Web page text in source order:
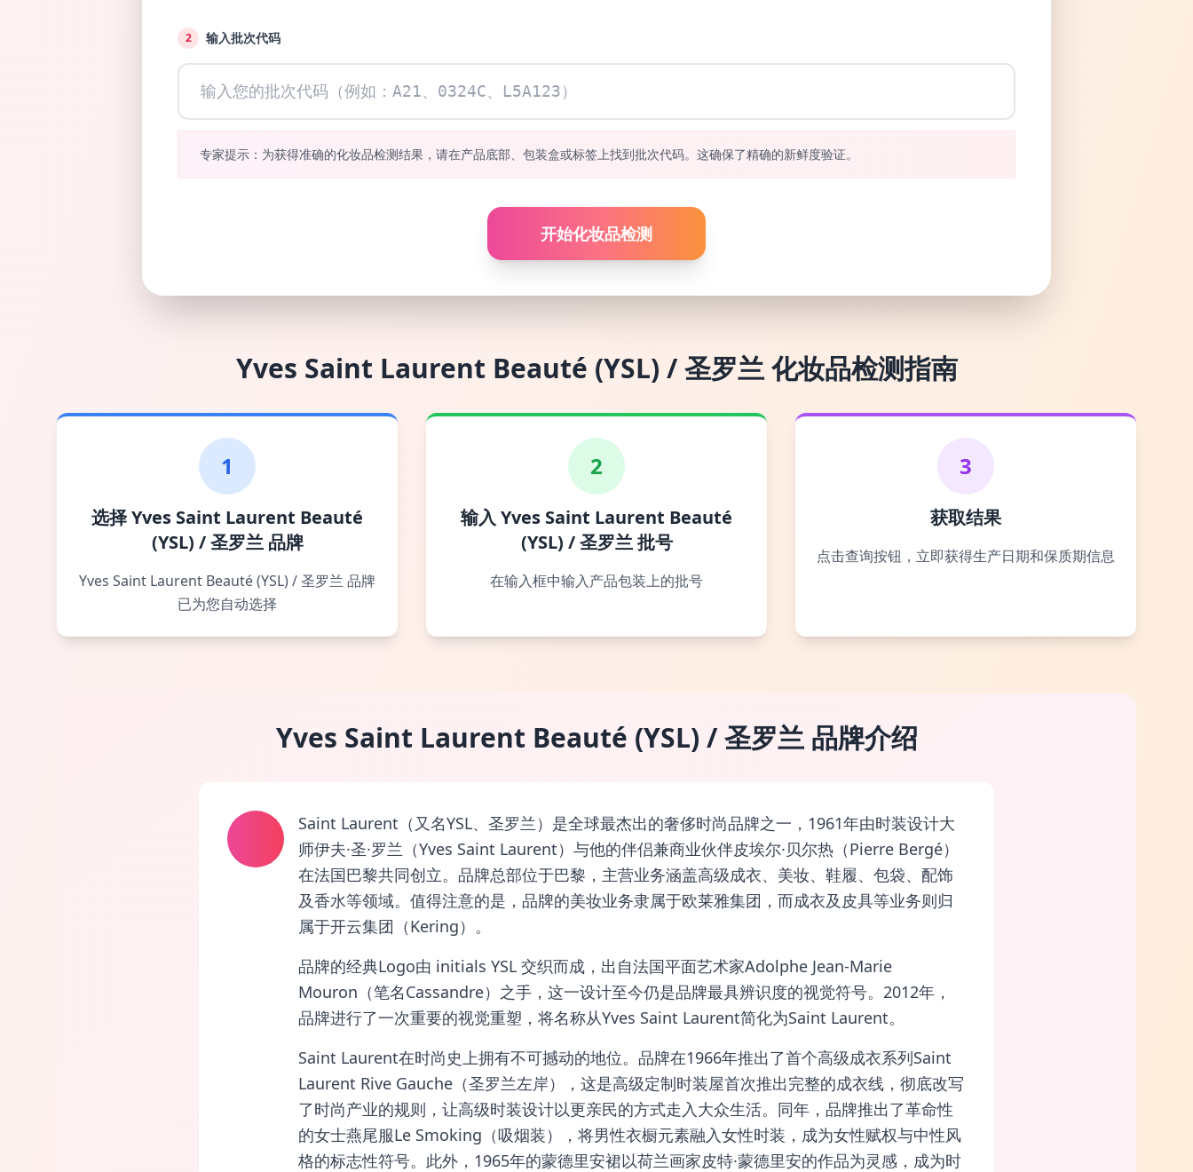
2 输入批次代码
专家提示：为获得准确的化妆品检测结果，请在产品底部、包装盒或标签上找到批次代码。这确保了精确的新鲜度验证。
开始化妆品检测
Yves Saint Laurent Beauté (YSL) / 圣罗兰 化妆品检测指南
1
选择 Yves Saint Laurent Beauté
(YSL) / 圣罗兰 品牌
Yves Saint Laurent Beauté (YSL) / 圣罗兰 品牌
已为您自动选择
2
输入 Yves Saint Laurent Beauté
(YSL) / 圣罗兰 批号
在输入框中输入产品包装上的批号
3
获取结果
点击查询按钮，立即获得生产日期和保质期信息
Yves Saint Laurent Beauté (YSL) / 圣罗兰 品牌介绍
Saint Laurent（又名YSL、圣罗兰）是全球最杰出的奢侈时尚品牌之一，1961年由时装设计大
师伊夫·圣·罗兰（Yves Saint Laurent）与他的伴侣兼商业伙伴皮埃尔·贝尔热（Pierre Bergé）
在法国巴黎共同创立。品牌总部位于巴黎，主营业务涵盖高级成衣、美妆、鞋履、包袋、配饰
及香水等领域。值得注意的是，品牌的美妆业务隶属于欧莱雅集团，而成衣及皮具等业务则归
属于开云集团（Kering）。
品牌的经典Logo由 initials YSL 交织而成，出自法国平面艺术家Adolphe Jean-Marie
Mouron（笔名Cassandre）之手，这一设计至今仍是品牌最具辨识度的视觉符号。2012年，
品牌进行了一次重要的视觉重塑，将名称从Yves Saint Laurent简化为Saint Laurent。
Saint Laurent在时尚史上拥有不可撼动的地位。品牌在1966年推出了首个高级成衣系列Saint
Laurent Rive Gauche（圣罗兰左岸），这是高级定制时装屋首次推出完整的成衣线，彻底改写
了时尚产业的规则，让高级时装设计以更亲民的方式走入大众生活。同年，品牌推出了革命性
的女士燕尾服Le Smoking（吸烟装），将男性衣橱元素融入女性时装，成为女性赋权与中性风
格的标志性符号。此外，1965年的蒙德里安裙以荷兰画家皮特·蒙德里安的作品为灵感，成为时